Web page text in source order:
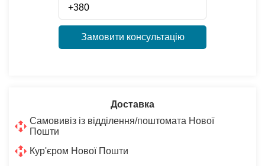
Замовити консультацію
Доставка
Самовивіз із відділення/поштомата Нової
Пошти
Кур'єром Нової Пошти